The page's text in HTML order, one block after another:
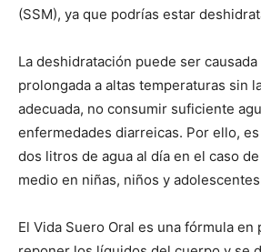
(SSM), ya que podrías estar
La deshidratación puede ser
prolongada a altas temperaturas sin
adecuada, no consumir suficiente
enfermedades diarreicas. Por ello,
dos litros de agua al día en el caso
medio en niñas, niños y
El Vida Suero Oral es una fórmula en